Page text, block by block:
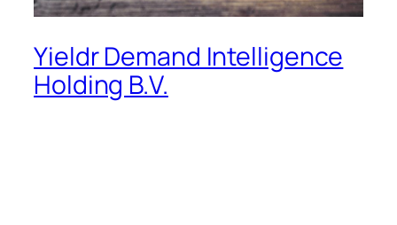
Yieldr Demand Intelligence
Holding B.V.